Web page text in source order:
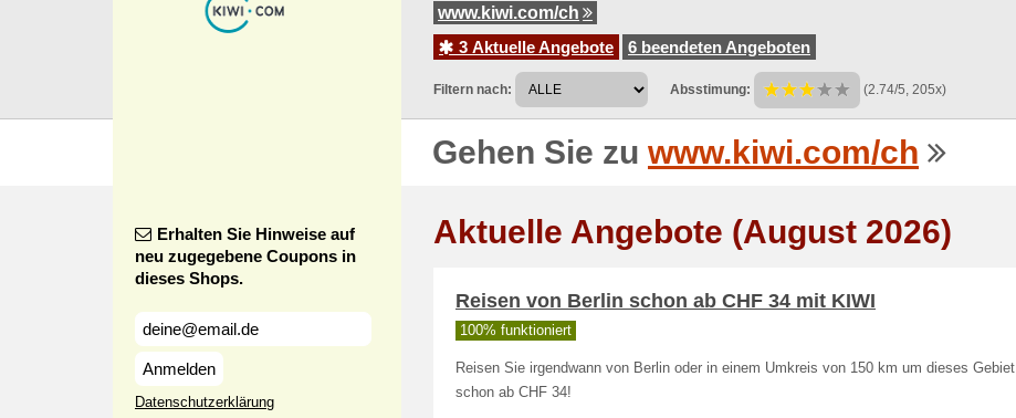
www.kiwi.com/ch
3 Aktuelle Angebote
6 beendeten Angeboten
Filtern nach: Absstimung: (2.74/5, 205x)
Gehen Sie zu www.kiwi.com/ch
Erhalten Sie Hinweise auf
neu zugegebene Coupons in
dieses Shops.
Anmelden
Datenschutzerklärung
Aktuelle Angebote (August 2026)
Reisen von Berlin schon ab CHF 34 mit KIWI
100% funktioniert
Reisen Sie irgendwann von Berlin oder in einem Umkreis von 150 km um dieses Gebiet
schon ab CHF 34!